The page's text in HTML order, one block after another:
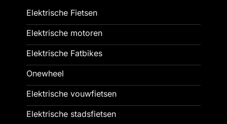
Elektrische Fietsen
Elektrische motoren
Elektrische Fatbikes
Onewheel
Elektrische vouwfietsen
Elektrische stadsfietsen